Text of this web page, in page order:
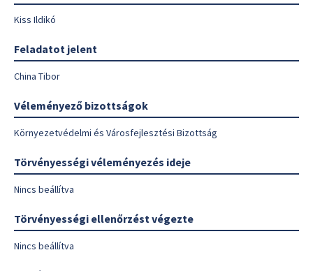
Kiss Ildikó
Feladatot jelent
China Tibor
Véleményező bizottságok
Környezetvédelmi és Városfejlesztési Bizottság
Törvényességi véleményezés ideje
Nincs beállítva
Törvényességi ellenőrzést végezte
Nincs beállítva